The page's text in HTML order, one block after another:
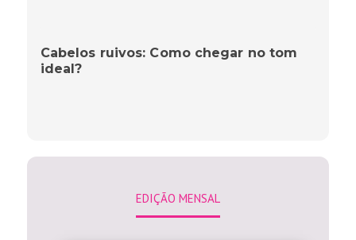
Cabelos ruivos: Como chegar no tom
ideal?
EDIÇÃO MENSAL